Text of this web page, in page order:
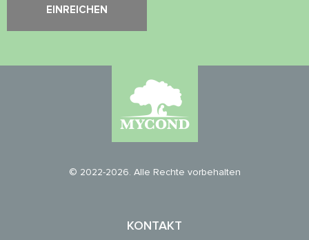
© 2022-2026. Alle Rechte vorbehalten
KONTAKT